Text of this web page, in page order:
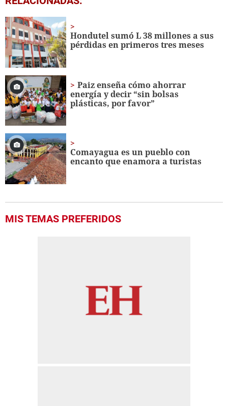
seconds
1
minute,
27
seconds
Hondutel sumó L 38 millones a sus
pérdidas en primeros tres meses
Paiz enseña cómo ahorrar
energía y decir “sin bolsas
plásticas, por favor”
Comayagua es un pueblo con
encanto que enamora a turistas
MIS TEMAS PREFERIDOS